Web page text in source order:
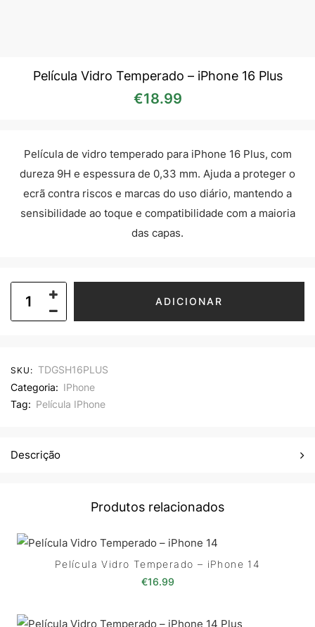
Película Vidro Temperado – iPhone 16 Plus
€18.99
Película de vidro temperado para iPhone 16 Plus, com
dureza 9H e espessura de 0,33 mm. Ajuda a proteger o
ecrã contra riscos e marcas do uso diário, mantendo a
sensibilidade ao toque e compatibilidade com a maioria
das capas.
ADICIONAR
SKU: TDGSH16PLUS
Categoria: IPhone
Tag: Película IPhone
Descrição
Produtos relacionados
Película Vidro Temperado – iPhone 14
€16.99